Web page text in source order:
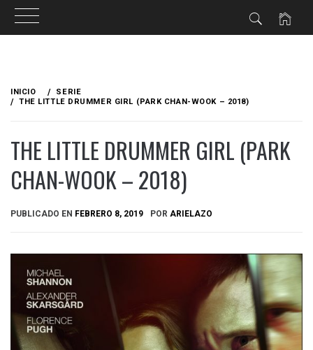
contenido
INICIO
SERIE
THE LITTLE DRUMMER GIRL (PARK CHAN-WOOK – 2018)
THE LITTLE DRUMMER GIRL (PARK
CHAN-WOOK – 2018)
PUBLICADO EN FEBRERO 8, 2019 POR ARIELAZO